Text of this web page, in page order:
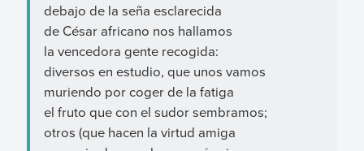
debajo de la seña esclarecida
de César africano nos hallamos
la vencedora gente recogida:
diversos en estudio, que unos vamos
muriendo por coger de la fatiga
el fruto que con el sudor sembramos;
otros (que hacen la virtud amiga